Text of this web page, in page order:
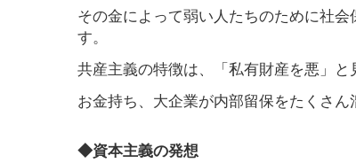
その金によって弱い人たちのために社
す。
共産主義の特徴は、「私有財産を悪」と
お金持ち、大企業が内部留保をたくさ
◆資本主義の発想